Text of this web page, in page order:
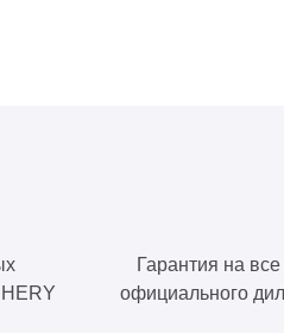
Гарантия на
официального